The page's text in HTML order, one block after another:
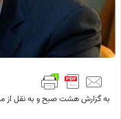
به گزارش هشت صبح و به نقل از